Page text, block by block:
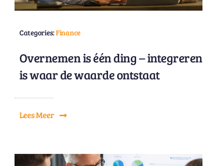
Categories:Finance
Overnemen is één ding – integreren
is waar de waarde ontstaat
Lees Meer